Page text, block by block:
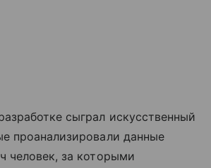
сыграл искусственный
проанализировали данные
человек, за которыми